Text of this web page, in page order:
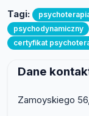
Tagi:
psychodynamiczny
certyfikat
Dane
Zamoyskiego